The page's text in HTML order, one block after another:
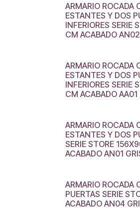
ARMARIO ROCADA
ESTANTES Y DOS
INFERIORES SERIE
CM ACABADO AN02
ARMARIO ROCADA
ESTANTES Y DOS
INFERIORES SERIE
CM ACABADO AA01
ARMARIO ROCADA
ESTANTES Y DOS
SERIE STORE
ACABADO AN01
ARMARIO ROCADA
PUERTAS SERIE
ACABADO AN04